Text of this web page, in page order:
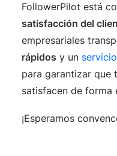
FollowerPilot está
satisfacción del
empresariales
rápidos y un
para garantizar que
satisfacen de forma
¡Esperamos